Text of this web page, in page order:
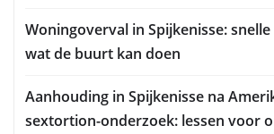
Woningoverval in Spijkenisse:
wat de buurt kan doen
Aanhouding in Spijkenisse na
sextortion-onderzoek: lessen voor